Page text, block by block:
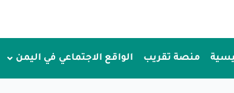
منصة تقريب الواقع الاجتماعي في اليمن